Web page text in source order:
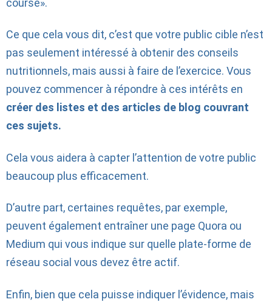
Ce que cela vous dit, c’est que votre public cible n’est
pas seulement intéressé à obtenir des conseils
nutritionnels, mais aussi à faire de l’exercice. Vous
pouvez commencer à répondre à ces intérêts en
créer des listes et des articles de blog couvrant
ces sujets.
Cela vous aidera à capter l’attention de votre public
beaucoup plus efficacement.
D’autre part, certaines requêtes, par exemple,
peuvent également entraîner une page Quora ou
Medium qui vous indique sur quelle plate-forme de
réseau social vous devez être actif.
Enfin, bien que cela puisse indiquer l’évidence, mais